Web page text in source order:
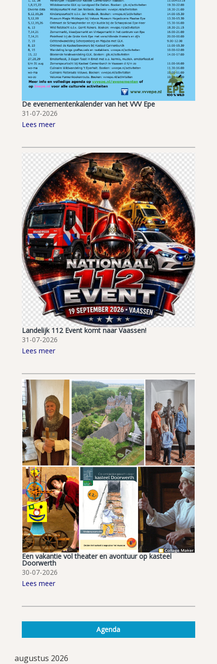
De evenementenkalender van het VVV Epe
31-07-2026
Lees meer
Landelijk 112 Event komt naar Vaassen!
31-07-2026
Lees meer
Een vakantie vol theater en avontuur op kasteel
Doorwerth
30-07-2026
Lees meer
Agenda
augustus 2026